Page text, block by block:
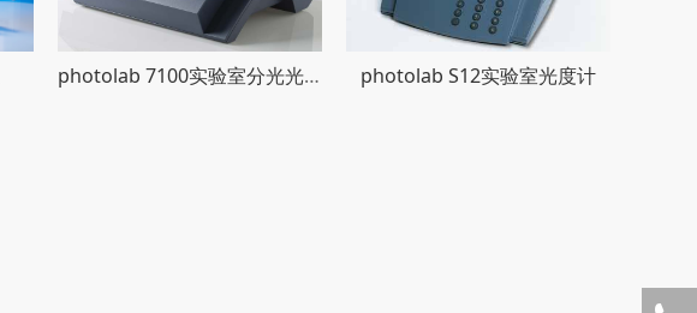
photolab 7100实验室分光光度计 photolab S12实验室光度计